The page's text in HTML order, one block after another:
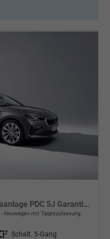
Essence 1,0 TSI LED Klimaanlage PDC 5J Garantie Spurhalteassistent Bluetooth
Neuwagen mit Tageszulassung
Getriebe Schalt. 5-Gang